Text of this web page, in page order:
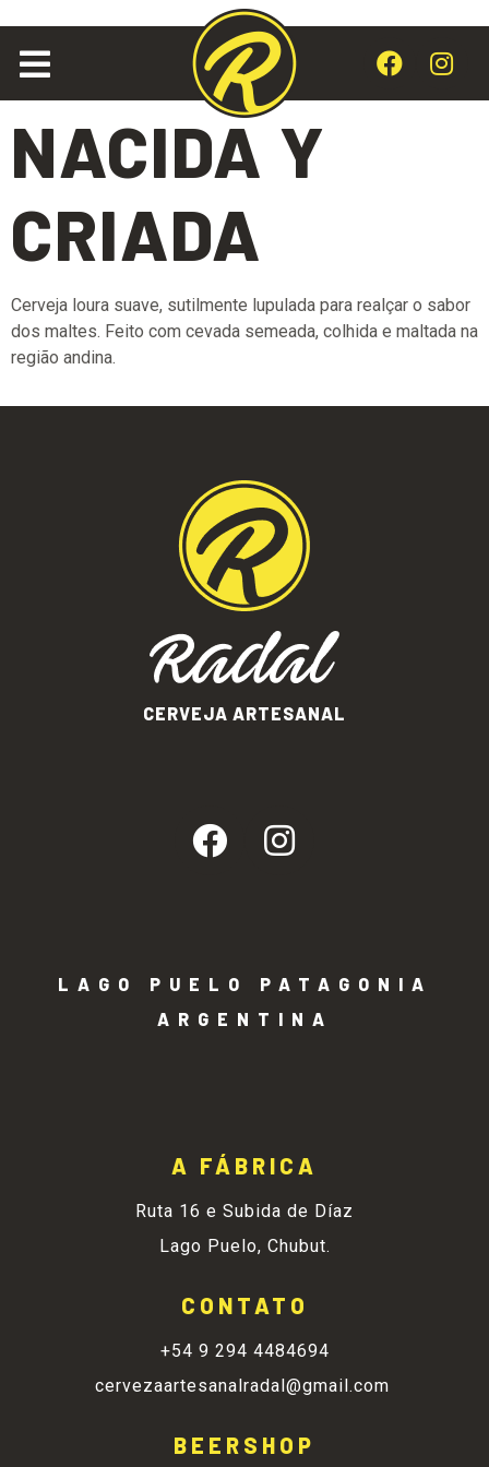
NACIDA Y
CRIADA
Cerveja loura suave, sutilmente lupulada para realçar o sabor
dos maltes. Feito com cevada semeada, colhida e maltada na
região andina.
CERVEJA ARTESANAL
LAGO PUELO PATAGONIA
ARGENTINA
A FÁBRICA
Ruta 16 e Subida de Díaz
Lago Puelo, Chubut.
CONTATO
+54 9 294 4484694
cervezaartesanalradal@gmail.com
BEERSHOP